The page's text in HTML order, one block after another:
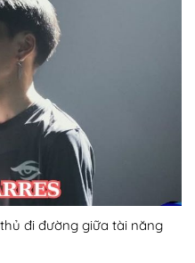
đi đường giữa tài năng